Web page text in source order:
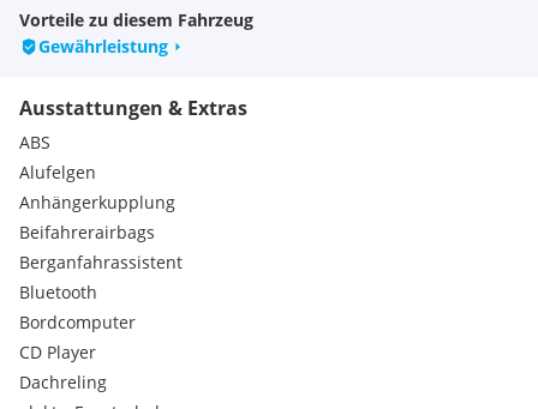
Winterpaket
Dritte Bremsleuchte
Heckscheibenheizung
Seitenschwellern (schwarz)
Pollenfilter
Sicherheitspedal-Mechanismus
Türgriffe in Wagenfarbe lackiert
Geschwindigkeitsbegrenzer
Kindersicherung für die hinteren Türen
Fahrmodusschalter, 4 Fahrmodi
Ganghebel mit Applikation in Chrom
Handschuhfachbeleuchtung
Nebelschlußleuchte hinten
Start-Stop-System
Becherhalter (vorne: 2)
Vorteile zu diesem Fahrzeug
Gewährleistung
Ausstattungen & Extras
ABS
Alufelgen
Anhängerkupplung
Beifahrerairbags
Berganfahrassistent
Bluetooth
Bordcomputer
CD Player
Dachreling